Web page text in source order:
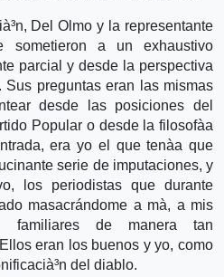
Del Olmo y la representante
sometieron a un exhaustivo
parcial y desde la perspectiva
preguntas eran las mismas
desde las posiciones del
Popular o desde la filosofà­a
era yo el que tenà­a que
serie de imputaciones, y
los periodistas que durante
masacrándome a mà­, a mis
familiares de manera tan
eran los buenos y yo, como
del diablo.